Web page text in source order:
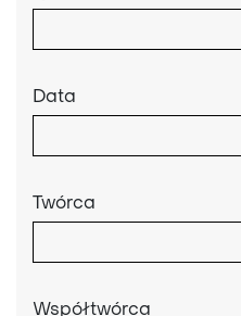
Data
Twórca
Współtwórca